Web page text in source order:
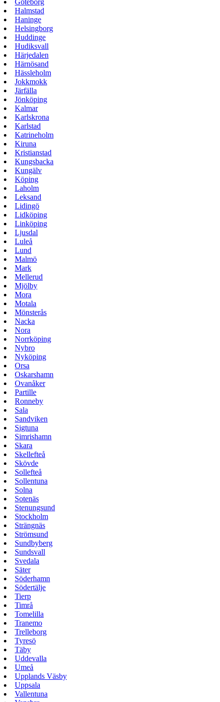
Göteborg
Halmstad
Haninge
Helsingborg
Huddinge
Hudiksvall
Härjedalen
Härnösand
Hässleholm
Jokkmokk
Järfälla
Jönköping
Kalmar
Karlskrona
Karlstad
Katrineholm
Kiruna
Kristianstad
Kungsbacka
Kungälv
Köping
Laholm
Leksand
Lidingö
Lidköping
Linköping
Ljusdal
Luleå
Lund
Malmö
Mark
Mellerud
Mjölby
Mora
Motala
Mönsterås
Nacka
Nora
Norrköping
Nybro
Nyköping
Orsa
Oskarshamn
Ovanåker
Partille
Ronneby
Sala
Sandviken
Sigtuna
Simrishamn
Skara
Skellefteå
Skövde
Sollefteå
Sollentuna
Solna
Sotenäs
Stenungsund
Stockholm
Strängnäs
Strömsund
Sundbyberg
Sundsvall
Svedala
Säter
Söderhamn
Södertälje
Tierp
Timrå
Tomelilla
Tranemo
Trelleborg
Tyresö
Täby
Uddevalla
Umeå
Upplands Väsby
Uppsala
Vallentuna